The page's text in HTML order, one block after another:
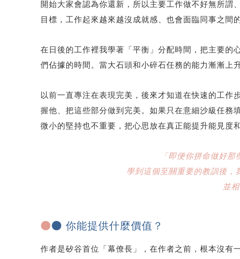
開始大家會認為你還新，所以主要工作做不好無所
目標，工作起來越來越沒成就感、也會面臨同事之間
在日後的工作裡我學著「平衡」分配時間，把主要
們佔據的時間。當大石頭和小碎石任務的能力漸漸上
以前一直專注在表現完美，後來才知道在快速的工
握他、把這些部分做到完美。如果只在意細沙級任
微小的堅持也不重要，把心思放在真正能提升能見度
「即便你拼命做好
學到這個至關重要的教訓後，
並
●● 你能提供什麼價值？
作者是矽谷首位「幕僚長」，在作者之前，根本沒有